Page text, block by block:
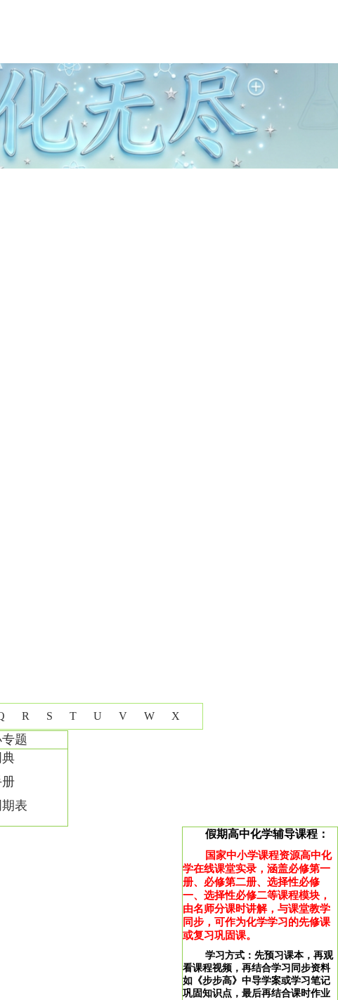
R S T U V W X
题
表
假期高中化学辅导课程：
国家中小学课程资源高中化
学在线课堂实录，涵盖必修第一
册、必修第二册、选择性必修
一、选择性必修二等课程模块，
由名师分课时讲解，与课堂教学
同步，可作为化学学习的先修课
或复习巩固课。
学习方式：先预习课本，再观
看课程视频，再结合学习同步资料
如《步步高》中导学案或学习笔记
巩固知识点，最后再结合课时作业